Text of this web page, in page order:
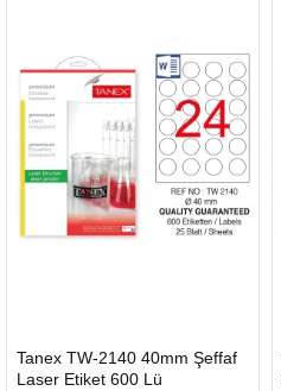
900 TL Üzeri Kargo Ücretsiz
GÖNDERİ
Tanex TW-2140 40mm Şeffaf
Laser Etiket 600 Lü